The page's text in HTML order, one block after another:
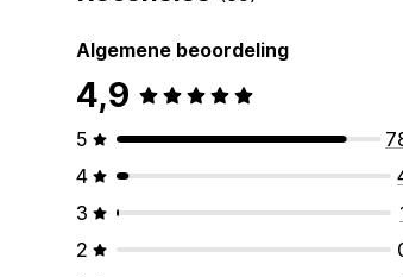
Algemene beoordeling
4,9
5
4
3
2